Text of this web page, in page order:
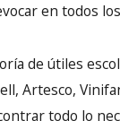
en todos
de útiles
Artesco,
todo lo